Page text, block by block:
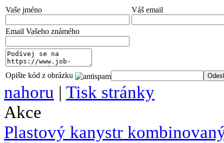
Vaše jméno Váš email
Email Vašeho známého
Opište kód z obrázku
nahoru | Tisk stránky
Akce
Plastový kanystr